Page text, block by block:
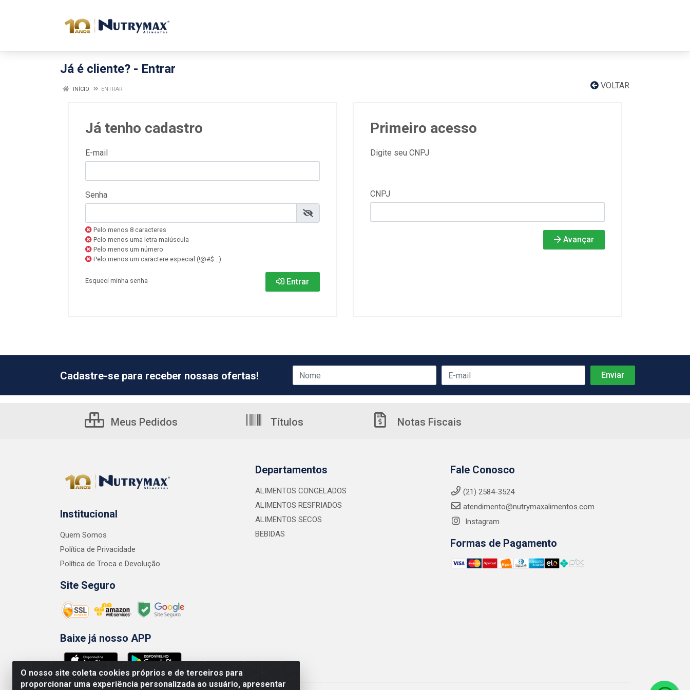
Já é cliente? - Entrar
VOLTAR
INÍCIO ENTRAR
Já tenho cadastro
E-mail
Senha
Pelo menos 8 caracteres
Pelo menos uma letra maiúscula
Pelo menos um número
Pelo menos um caractere especial (!@#$...)
Esqueci minha senha Entrar
Primeiro acesso
Digite seu CNPJ
CNPJ
Avançar
O nosso site coleta cookies próprios e de terceiros para
proporcionar uma experiência personalizada ao usuário, apresentar
Cadastre-se para receber nossas ofertas!
Meus Pedidos Títulos Notas Fiscais
Institucional
Quem Somos
Política de Privacidade
Política de Troca e Devolução
Site Seguro
Baixe já nosso APP
Departamentos
ALIMENTOS CONGELADOS
ALIMENTOS RESFRIADOS
ALIMENTOS SECOS
BEBIDAS
Fale Conosco
(21) 2584-3524
atendimento@nutrymaxalimentos.com
Instagram
Formas de Pagamento